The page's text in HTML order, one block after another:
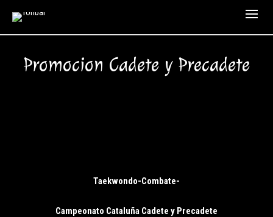
Promocion Cadete y Precadete
Taekwondo-Combate-
Campeonato Cataluña Cadete y Precadete